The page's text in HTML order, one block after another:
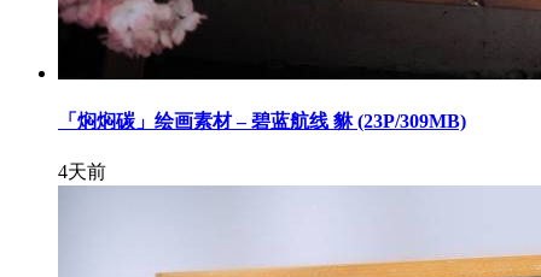
「焖焖碳」绘画素材 – 碧蓝航线 貅 (23P/309MB)
4天前